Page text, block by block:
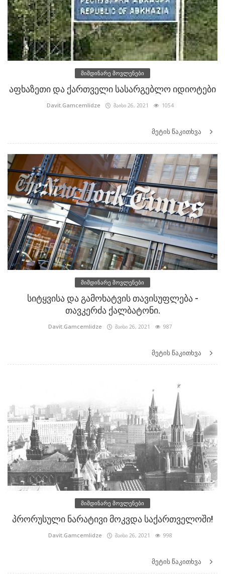
მიმდინარე მოვლენები
აფხაზეთი და ქართველი სასარგებლო იდიოტები
Davit.Gamcemlidze მაისი 26, 2021 1054
მეტის წაკითხვა
მიმდინარე მოვლენები
სიტყვისა და გამოხატვის თავისუფლება -
თავკერძა ქალბატონი.
Davit.Gamcemlidze მაისი 26, 2021 987
მეტის წაკითხვა
მიმდინარე მოვლენები
პრორუსული ნარატივი მოკვდა საქართველოში!
Davit.Gamcemlidze მაისი 26, 2021 998
მეტის წაკითხვა